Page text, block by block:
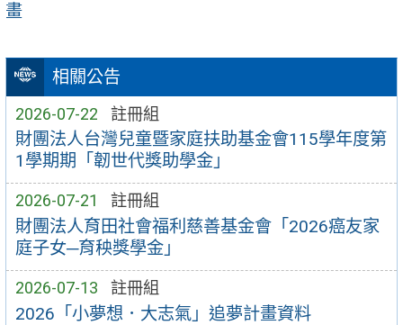
相關公告
2026-07-22 註冊組
財團法人台灣兒童暨家庭扶助基金會115學年度第
1學期期「韌世代獎助學金」
2026-07-21 註冊組
財團法人育田社會福利慈善基金會「2026癌友家
庭子女─育秧獎學金」
2026-07-13 註冊組
2026「小夢想．大志氣」追夢計畫資料
畫